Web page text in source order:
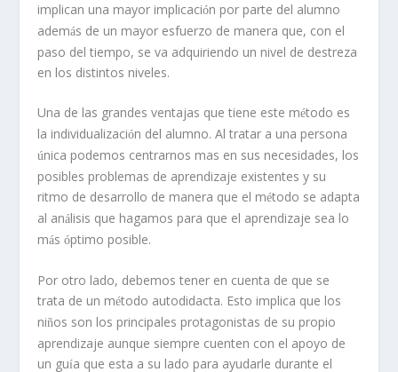
implican una mayor implicación por parte del alumno
además de un mayor esfuerzo de manera que, con el
paso del tiempo, se va adquiriendo un nivel de destreza
en los distintos niveles.
Una de las grandes ventajas que tiene este método es
la individualización del alumno. Al tratar a una persona
única podemos centrarnos mas en sus necesidades, los
posibles problemas de aprendizaje existentes y su
ritmo de desarrollo de manera que el método se adapta
al análisis que hagamos para que el aprendizaje sea lo
másóptimo posible.
Por otro lado, debemos tener en cuenta de que se
trata de un método autodidacta. Esto implica que los
niños son los principales protagonistas de su propio
aprendizaje aunque siempre cuenten con el apoyo de
un guía que esta a su lado para ayudarle durante el